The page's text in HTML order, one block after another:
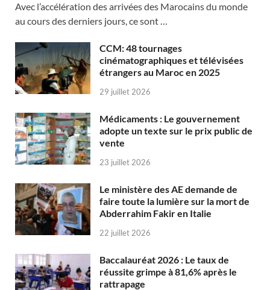
Avec l’accélération des arrivées des Marocains du monde
au cours des derniers jours, ce sont …
CCM: 48 tournages
cinématographiques et télévisées
étrangers au Maroc en 2025
29 juillet 2026
Médicaments : Le gouvernement
adopte un texte sur le prix public de
vente
23 juillet 2026
Le ministère des AE demande de
faire toute la lumière sur la mort de
Abderrahim Fakir en Italie
22 juillet 2026
Baccalauréat 2026 : Le taux de
réussite grimpe à 81,6% après le
rattrapage